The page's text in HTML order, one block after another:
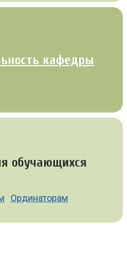
кафедры
обучающихся
Ординаторам